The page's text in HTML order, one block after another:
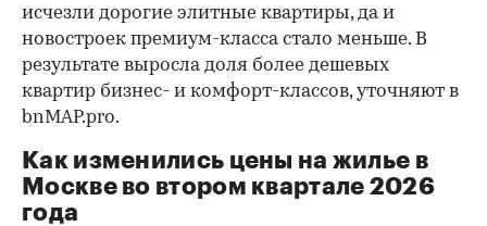
исчезли дорогие элитные квартиры, да и
новостроек премиум-класса стало меньше. В
результате выросла доля более дешевых
квартир бизнес- и комфорт-классов, уточняют в
bnMAP.pro.
Как изменились цены на жилье в
Москве во втором квартале 2026
года